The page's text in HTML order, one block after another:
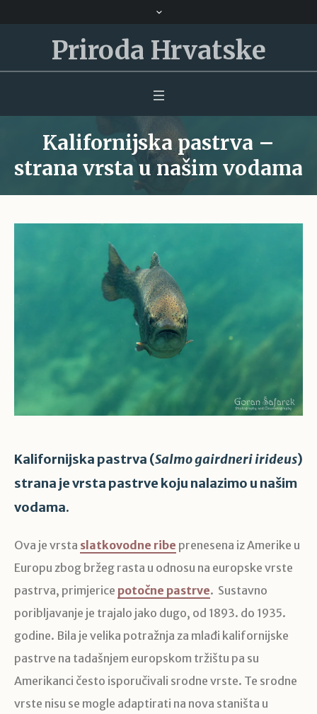
Priroda Hrvatske
Kalifornijska pastrva –
strana vrsta u našim vodama
Kalifornijska pastrva (Salmo gairdneri irideus)
strana je vrsta pastrve koju nalazimo u našim
vodama.
Ova je vrsta slatkovodne ribe prenesena iz Amerike u
Europu zbog bržeg rasta u odnosu na europske vrste
pastrva, primjerice potočne pastrve. Sustavno
poribljavanje je trajalo jako dugo, od 1893. do 1935.
godine. Bila je velika potražnja za mlađi kalifornijske
pastrve na tadašnjem europskom tržištu pa su
Amerikanci često isporučivali srodne vrste. Te srodne
vrste nisu se mogle adaptirati na nova staništa u